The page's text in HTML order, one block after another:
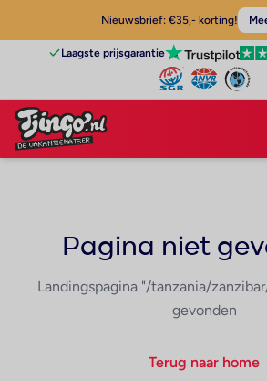
Nieuwsbrief: €35,- korting!
Laagste prijsgarantie
Pagina niet
Landingspagina "/tanzania/
gevonden
Terug naar home